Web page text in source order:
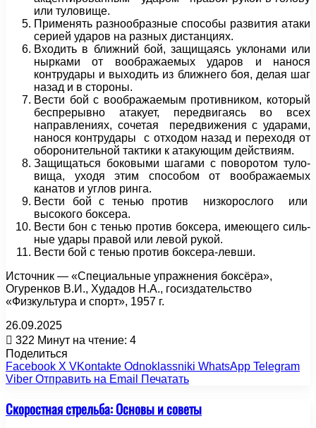
или туло­вище.
Применять разнообразные способы развития атаки
серией ударов на разных дистанциях.
Входить в ближний бой, защищаясь уклонами или
нырками от воображаемых ударов и нанося
контрудары и выходить из ближнего боя, делая шаг
назад и в сто­роны.
Вести бой с воображаемым противником, который
беспрерывно атакует, передвигаясь во всех
направлениях, сочетая передвижения с ударами,
нанося контрудары с отходом назад и переходя от
оборонительной тактики к атакующим действиям.
Защищаться боковыми шагами с поворотом туло­
вища, уходя этим способом от воображаемых
канатов и углов ринга.
Вести бой с тенью против низкорослого или
высокого боксера.
Вести бон с тенью против боксера, имеющего силь­
ные удары правой или левой рукой.
Вести бой с тенью против боксера-левши.
Источник — «Специальные упражнения боксёра»,
Огуренков В.И., Худадов Н.А., госиздательство
«Физкультура и спорт», 1957 г.
26.09.2025
322 Минут на чтение: 4
Поделиться
Facebook X VKontakte Odnoklassniki WhatsApp Telegram
Viber Отправить на Email Печатать
Скоростная стрельба: Основы и советы